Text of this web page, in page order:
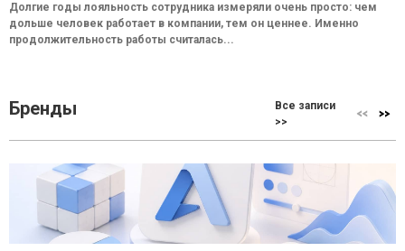
Долгие годы лояльность сотрудника измеряли очень просто: чем
дольше человек работает в компании, тем он ценнее. Именно
продолжительность работы считалась...
Бренды
Все записи
>>